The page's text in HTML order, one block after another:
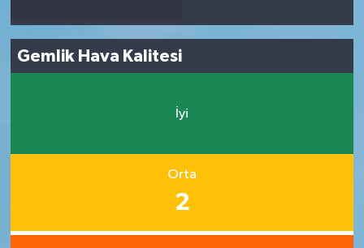
Gemlik Hava Kalitesi
İyi
Orta
2